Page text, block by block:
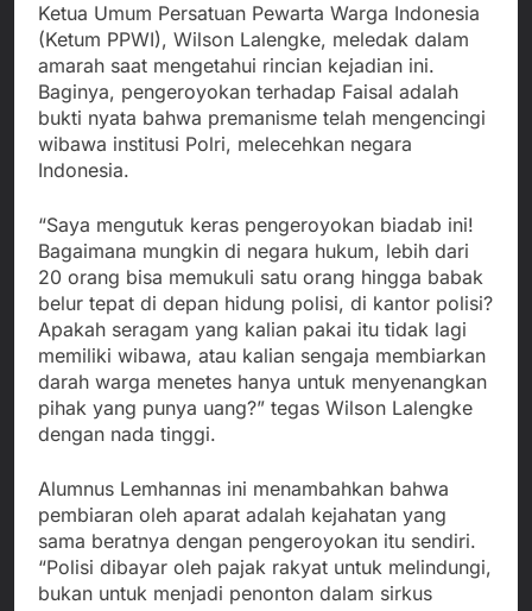
Ketua Umum Persatuan Pewarta Warga Indonesia
(Ketum PPWI), Wilson Lalengke, meledak dalam
amarah saat mengetahui rincian kejadian ini.
Baginya, pengeroyokan terhadap Faisal adalah
bukti nyata bahwa premanisme telah mengencingi
wibawa institusi Polri, melecehkan negara
Indonesia.
“Saya mengutuk keras pengeroyokan biadab ini!
Bagaimana mungkin di negara hukum, lebih dari
20 orang bisa memukuli satu orang hingga babak
belur tepat di depan hidung polisi, di kantor polisi?
Apakah seragam yang kalian pakai itu tidak lagi
memiliki wibawa, atau kalian sengaja membiarkan
darah warga menetes hanya untuk menyenangkan
pihak yang punya uang?” tegas Wilson Lalengke
dengan nada tinggi.
Alumnus Lemhannas ini menambahkan bahwa
pembiaran oleh aparat adalah kejahatan yang
sama beratnya dengan pengeroyokan itu sendiri.
“Polisi dibayar oleh pajak rakyat untuk melindungi,
bukan untuk menjadi penonton dalam sirkus